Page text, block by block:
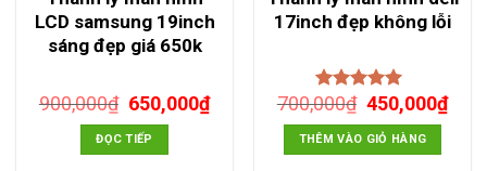
LCD samsung 19inch
sáng đẹp giá 650k
900,000₫ Giá
gốc
là:
900,000₫.
650,000₫Giá
hiện
ĐỌC TIẾP
17inch đẹp không lỗi
Được xếp
hạng
5
sao
700,000₫ Giá
gốc
là:
700,000₫.
450,000₫Giá
hiện
THÊM VÀO GIỎ HÀNG